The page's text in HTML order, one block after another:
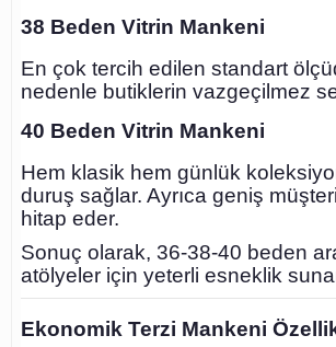
38 Beden Vitrin Mankeni
En çok tercih edilen standart
nedenle butiklerin vazgeçilmez
40 Beden Vitrin Mankeni
Hem klasik hem günlük
duruş sağlar. Ayrıca geniş
hitap eder.
Sonuç olarak, 36-38-40 beden
atölyeler için yeterli esneklik
Ekonomik Terzi Mankeni